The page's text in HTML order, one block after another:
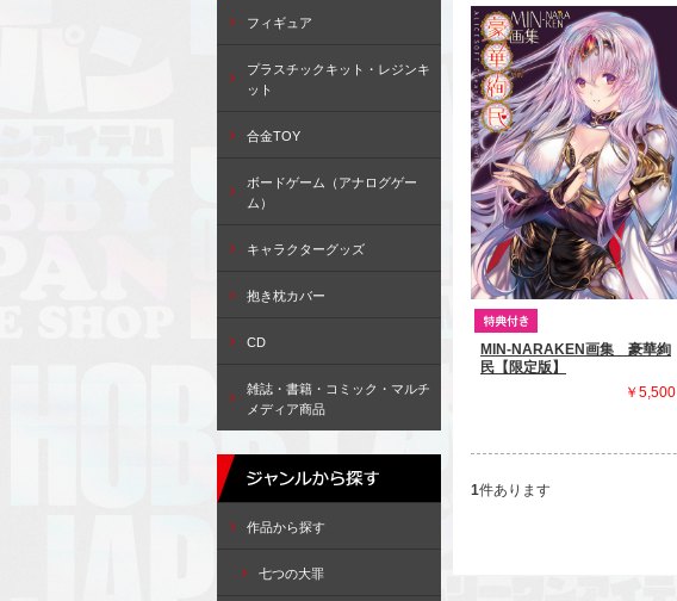
MIN-NARAKEN画集 豪華絢
民【限定版】
￥5,500
1件あります
フィギュア
プラスチックキット・レジンキ
ット
合金TOY
ボードゲーム（アナログゲー
ム）
キャラクターグッズ
抱き枕カバー
CD
雑誌・書籍・コミック・マルチ
メディア商品
作品から探す
七つの大罪